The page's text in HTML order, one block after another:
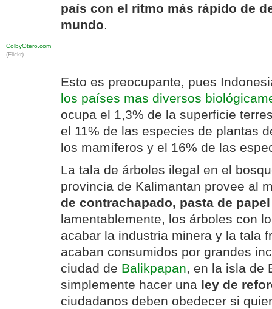
país con el ritmo más rápido de
mundo.
ColbyOtero.com
(Flickr)
Esto es preocupante, pues
los países mas diversos
ocupa el 1,3% de la superficie
el 11% de las especies de plantas
los mamíferos y el 16% de las
La tala de árboles ilegal en el
provincia de Kalimantan provee al
de contrachapado, pasta de
lamentablemente, los árboles con
acabar la industria minera y la tala
acaban consumidos por grandes
ciudad de Balikpapan, en la isla de
simplemente hacer una ley de
ciudadanos deben obedecer si